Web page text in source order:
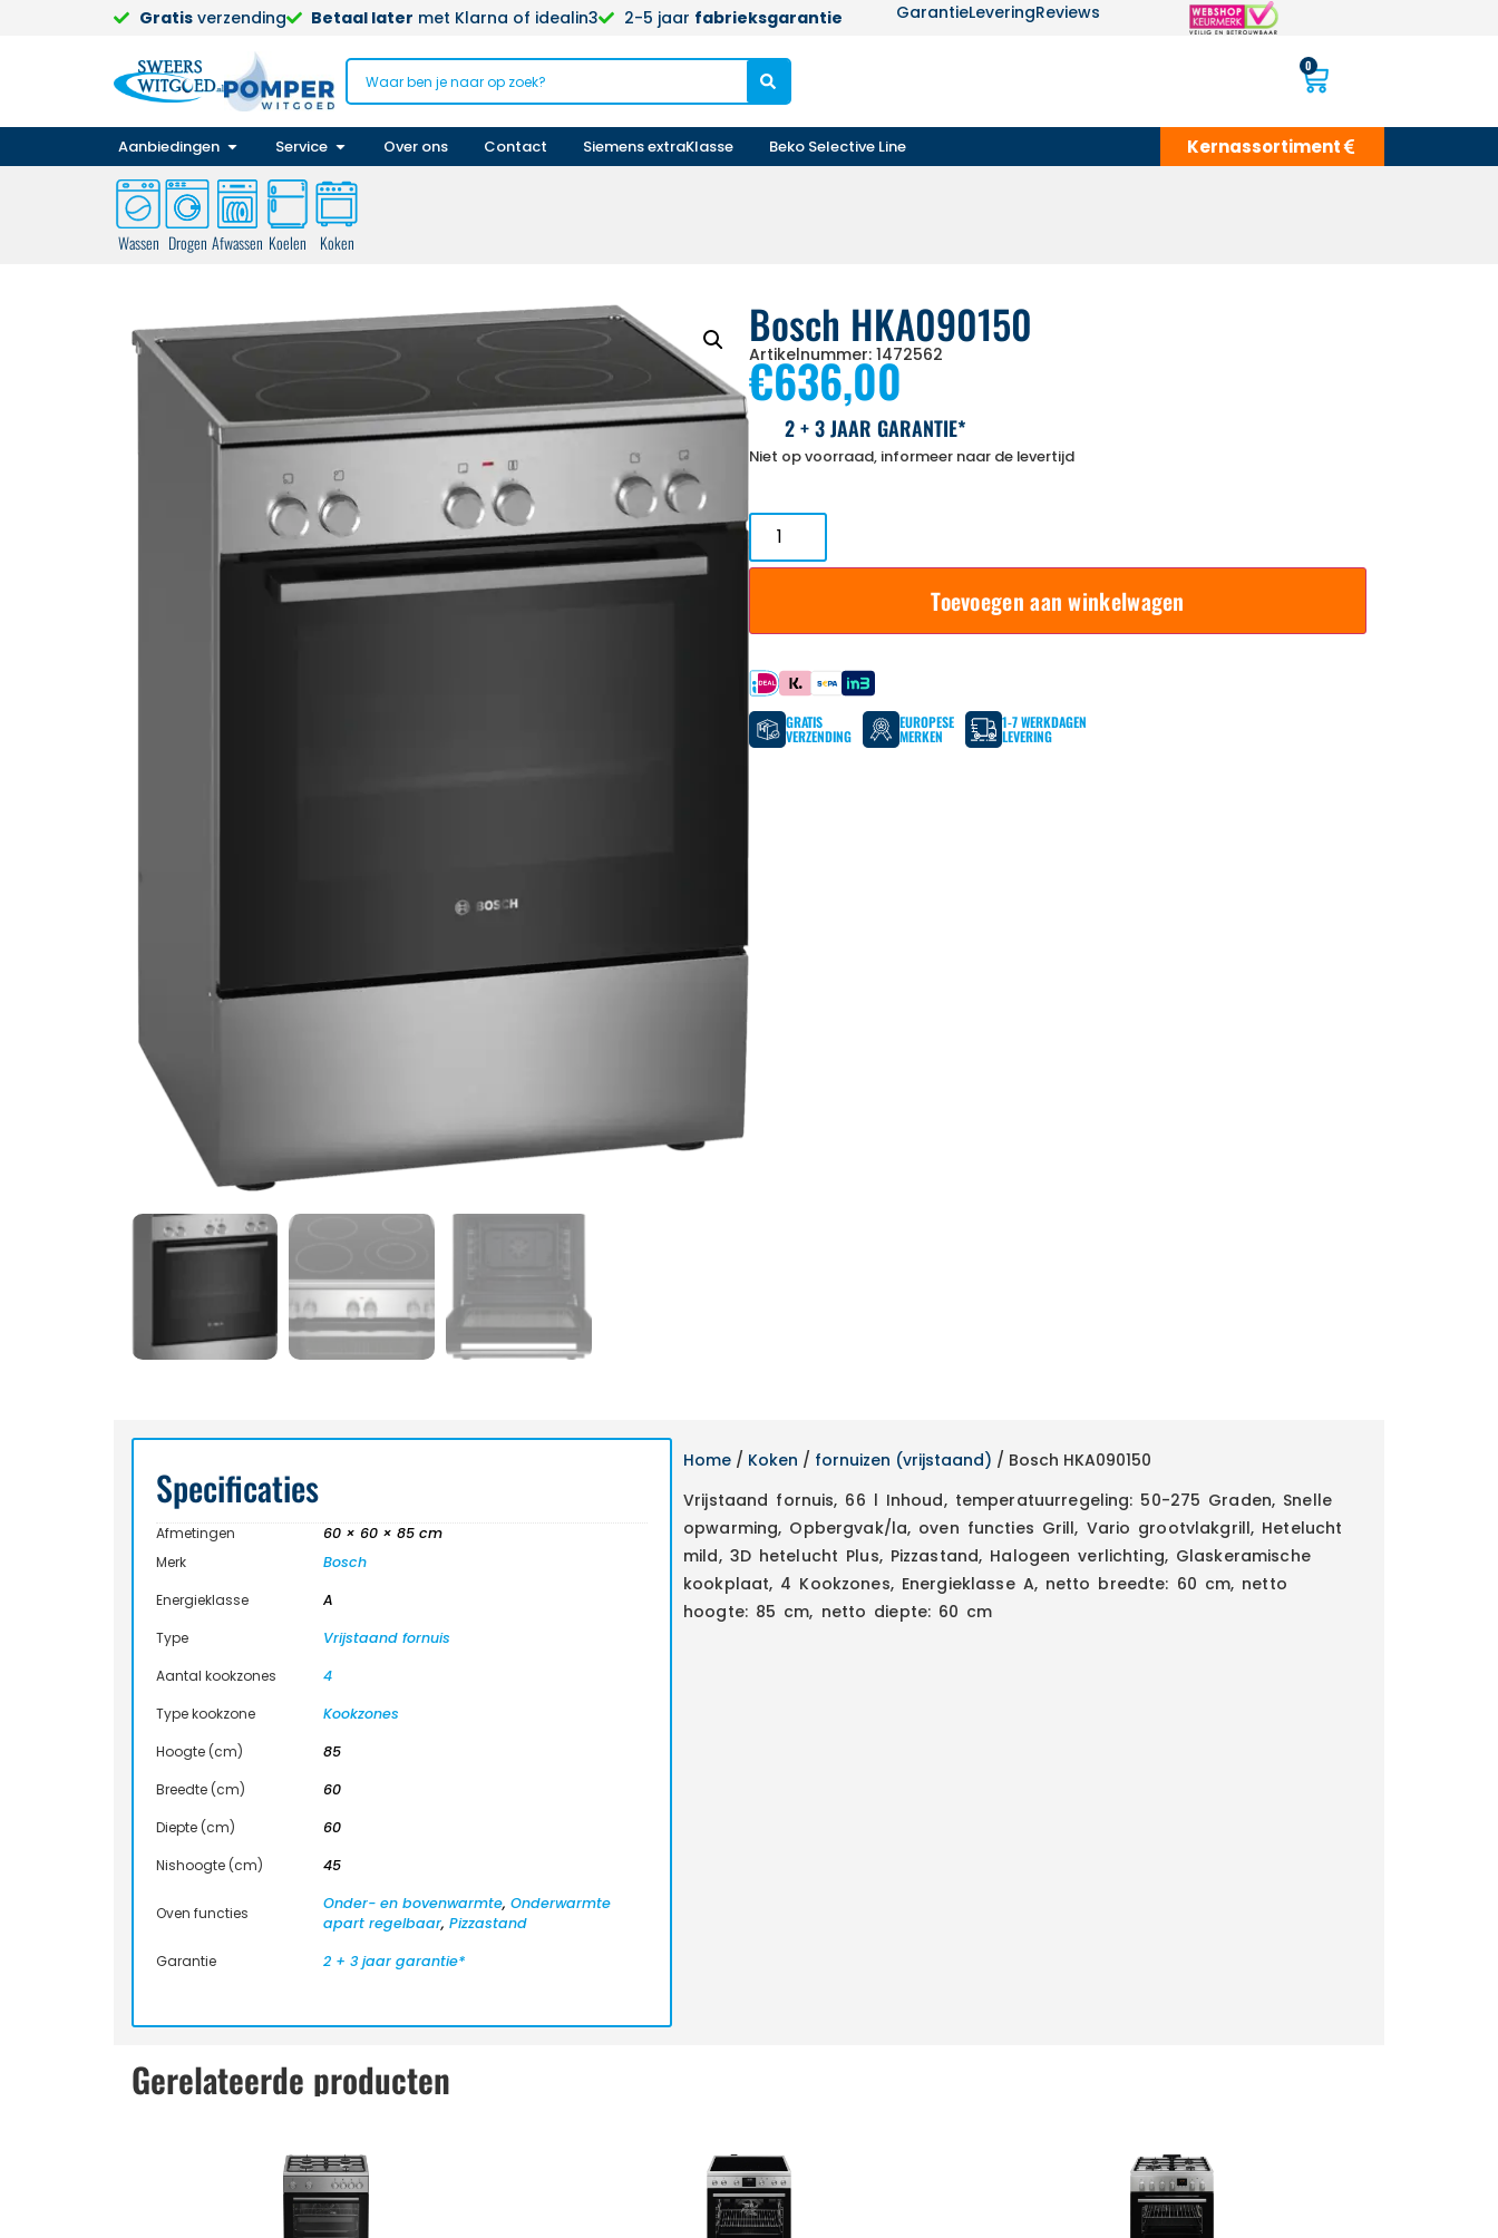
Gratisverzending Betaal later met Klarna of idealin3 2-5 jaar fabrieksgarantie GarantieLeveringReviews
0
Aanbiedingen Service Over ons Contact Siemens extraKlasse Beko Selective Line Kernassortiment
Wassen Drogen Afwassen Koelen Koken
Bosch HKA090150
Artikelnummer: 1472562
€636,00
2 + 3 JAAR GARANTIE*
Niet op voorraad, informeer naar de levertijd
Toevoegen aan winkelwagen
Betaal met
GRATIS
VERZENDING
EUROPESE
MERKEN
1-7 WERKDAGEN
LEVERING
Specificaties
Afmetingen
60 × 60 × 85 cm
Merk
Bosch
Energieklasse
A
Type
Vrijstaand fornuis
Aantal kookzones
4
Type kookzone
Kookzones
Hoogte (cm)
85
Breedte (cm)
60
Diepte (cm)
60
Nishoogte (cm)
45
Oven functies
Onder- en bovenwarmte, Onderwarmte
apart regelbaar, Pizzastand
Garantie
2 + 3 jaar garantie*
Home / Koken / fornuizen (vrijstaand) / Bosch HKA090150
Vrijstaand fornuis, 66 l Inhoud, temperatuurregeling: 50-275 Graden, Snelle
opwarming, Opbergvak/la, oven functies Grill, Vario grootvlakgrill, Hetelucht
mild, 3D hetelucht Plus, Pizzastand, Halogeen verlichting, Glaskeramische
kookplaat, 4 Kookzones, Energieklasse A, netto breedte: 60 cm, netto
hoogte: 85 cm, netto diepte: 60 cm
Gerelateerde producten